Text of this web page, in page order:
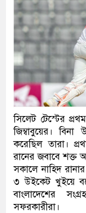
সিলেট টেস্টের
জিম্বাবুয়ের।
করেছিল তারা।
রানের জবাবে শক্ত
সকালে নাহিদ
৩ উইকেট খুইয়ে
বাংলাদেশের
সফরকারীরা।